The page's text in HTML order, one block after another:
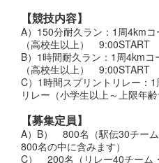
【競技内容】
A）150分耐久ラン：1周4km
（高校生以上） 9:00START
B）1時間耐久ラン：1周4km
（高校生以上） 9:00START
C）1時間スプリントリレー：
リレー（小学生以上～上限年
【募集定員】
A）B） 800名（駅伝30チー
800名の中に含みます）
C） 200名（リレー40チーム